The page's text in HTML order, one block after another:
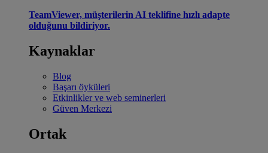
TeamViewer, müşterilerin AI teklifine hızlı adapte
olduğunu bildiriyor.
Kaynaklar
Blog
Başarı öyküleri
Etkinlikler ve web seminerleri
Güven Merkezi
Ortak